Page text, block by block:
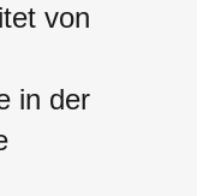
von
in der